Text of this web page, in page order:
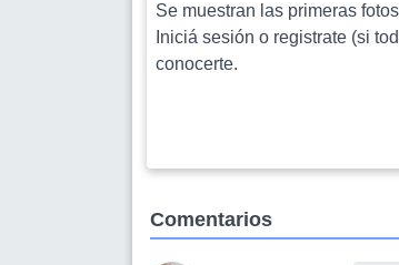
Se muestran las primeras
Iniciá sesión o registrate (si
conocerte.
Comentarios